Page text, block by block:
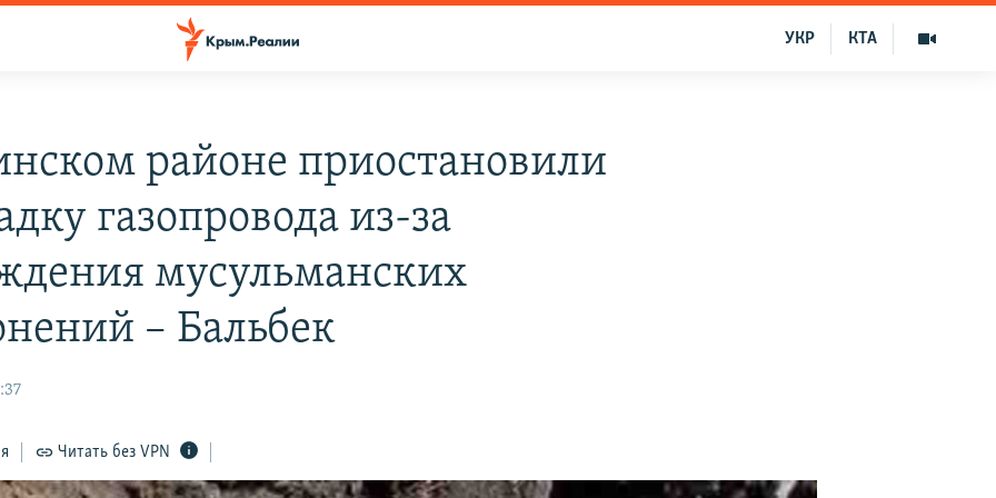
КТА
УКР
районе приостановили
газопровода из-за
мусульманских
– Бальбек
Читать без VPN